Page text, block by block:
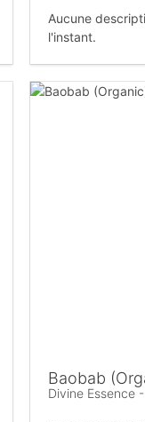
Aucune
l'instant.
Baobab
Divine Essence